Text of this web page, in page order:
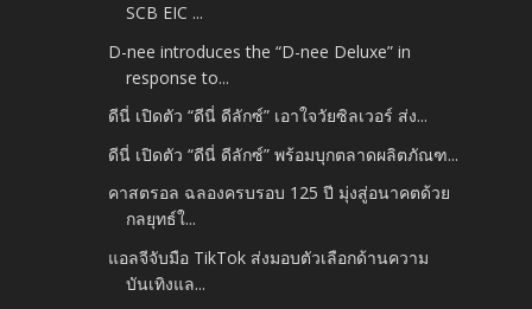
SCB EIC ...
D-nee introduces the “D-nee Deluxe” in
response to...
ดีนี่ เปิดตัว “ดีนี่ ดีลักซ์” เอาใจวัยซิลเวอร์ ส่ง...
ดีนี่ เปิดตัว “ดีนี่ ดีลักซ์” พร้อมบุกตลาดผลิตภัณฑ...
คาสตรอล ฉลองครบรอบ 125 ปี มุ่งสู่อนาคตด้วย
กลยุทธ์ใ...
แอลจีจับมือ TikTok ส่งมอบตัวเลือกด้านความ
บันเทิงแล...